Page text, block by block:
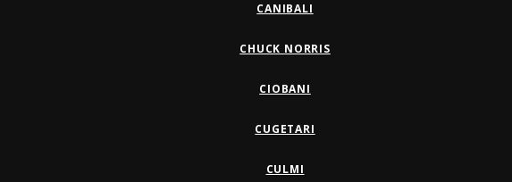
CANIBALI
CHUCK NORRIS
CIOBANI
CUGETARI
CULMI